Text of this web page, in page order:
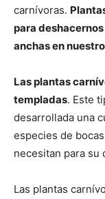
carnívoras.
para
anchas en
Las plantas
templadas. Este
desarrollada una
especies de
necesitan para su
Las plantas